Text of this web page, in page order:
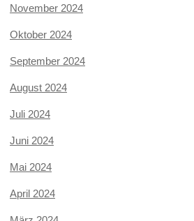
November 2024
Oktober 2024
September 2024
August 2024
Juli 2024
Juni 2024
Mai 2024
April 2024